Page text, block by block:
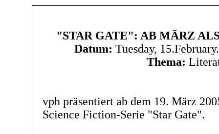
"STAR GATE": AB MÄRZ
Datum: Tuesday,
Thema:
vph präsentiert ab dem 19. März
Science Fiction-Serie "Star Gate".